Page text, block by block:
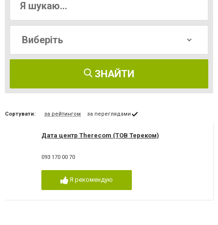
ЗНАЙТИ
Сортувати: за рейтингом за переглядами
Дата центр Therecom (ТОВ Тереком)
093 170 00 70
Я рекомендую